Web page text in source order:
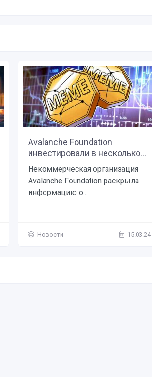
Avalanche Foundation
инвестировали в несколько...
Некоммерческая организация
Avalanche Foundation раскрыла
информацию о...
Новости 15.03.24